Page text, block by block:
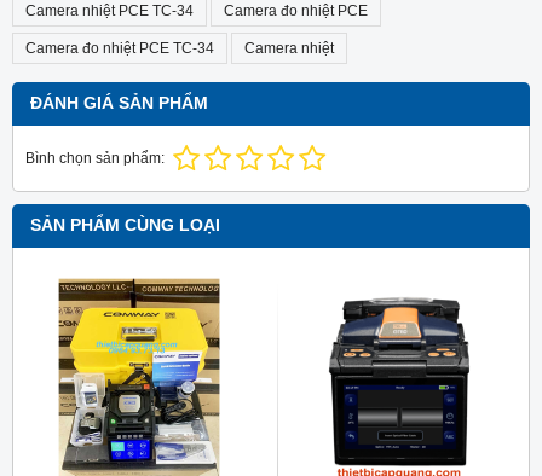
Camera nhiệt PCE TC-34 Camera đo nhiệt PCE
Camera đo nhiệt PCE TC-34 Camera nhiệt
ĐÁNH GIÁ SẢN PHẨM
Bình chọn sản phẩm:
SẢN PHẨM CÙNG LOẠI